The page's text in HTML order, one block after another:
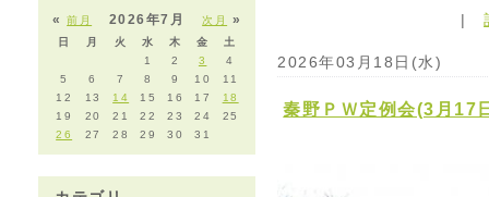
«前月 次月 »
2026年7月
日 月 火 水 木 金
土
1
2 3
4
5
6 7 8 9 10
11
12
13 14 15 16 17
18
19
20 21 22 23 24
25
26
27 28 29 30 31
|
2026年03月18日(水)
秦野ＰＷ定例会(3月17